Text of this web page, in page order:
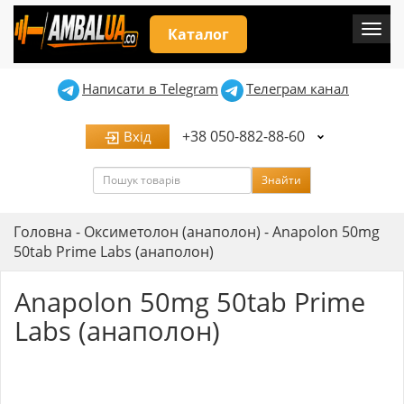
Каталог
Написати в Telegram Телеграм канал
Вхід +38 050-882-88-60
Пошук Знайти
Головна - Оксиметолон (анаполон) -Anapolon 50mg
50tab Prime Labs (анаполон)
Anapolon 50mg 50tab Prime
Labs (анаполон)